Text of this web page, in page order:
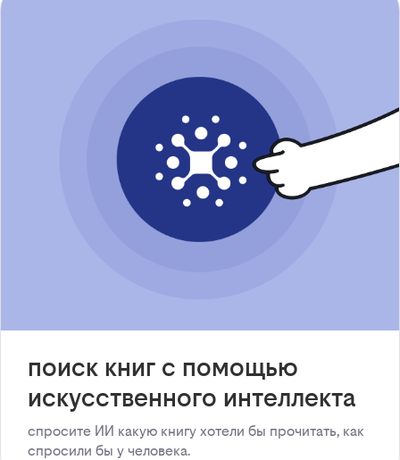
поиск книг с помощью
искусственного интеллекта
спросите ИИ какую книгу хотели бы прочитать, как
спросили бы у человека.